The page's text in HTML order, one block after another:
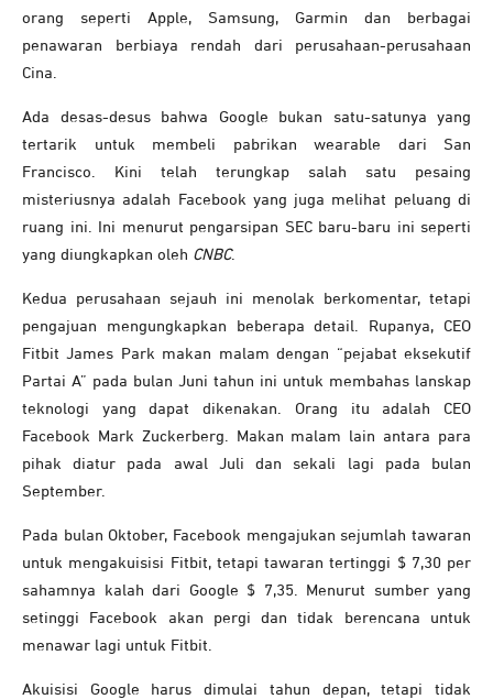
orang seperti Apple, Samsung, Garmin dan berbagai
penawaran berbiaya rendah dari perusahaan-perusahaan
Cina.
Ada desas-desus bahwa Google bukan satu-satunya yang
tertarik untuk membeli pabrikan wearable dari San
Francisco. Kini telah terungkap salah satu pesaing
misteriusnya adalah Facebook yang juga melihat peluang di
ruang ini. Ini menurut pengarsipan SEC baru-baru ini seperti
yang diungkapkan oleh CNBC.
Kedua perusahaan sejauh ini menolak berkomentar, tetapi
pengajuan mengungkapkan beberapa detail. Rupanya, CEO
Fitbit James Park makan malam dengan “pejabat eksekutif
Partai A” pada bulan Juni tahun ini untuk membahas lanskap
teknologi yang dapat dikenakan. Orang itu adalah CEO
Facebook Mark Zuckerberg. Makan malam lain antara para
pihak diatur pada awal Juli dan sekali lagi pada bulan
September.
Pada bulan Oktober, Facebook mengajukan sejumlah tawaran
untuk mengakuisisi Fitbit, tetapi tawaran tertinggi $ 7,30 per
sahamnya kalah dari Google $ 7,35. Menurut sumber yang
setinggi Facebook akan pergi dan tidak berencana untuk
menawar lagi untuk Fitbit.
Akuisisi Google harus dimulai tahun depan, tetapi tidak